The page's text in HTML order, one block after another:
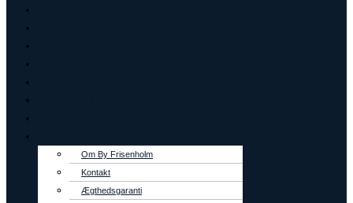
Om By Frisenholm
Kontakt
Ægthedsgaranti